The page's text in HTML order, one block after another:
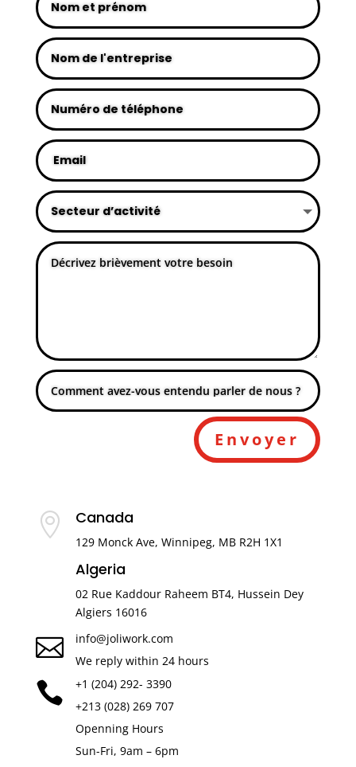
Envoyer
 Canada
129 Monck Ave, Winnipeg, MB R2H 1X1
Algeria
02 Rue Kaddour Raheem BT4, Hussein Dey
Algiers 16016

info@joliwork.com
We reply within 24 hours

+1 (204) 292- 3390
+213 (028) 269 707
Openning Hours
Sun-Fri, 9am – 6pm